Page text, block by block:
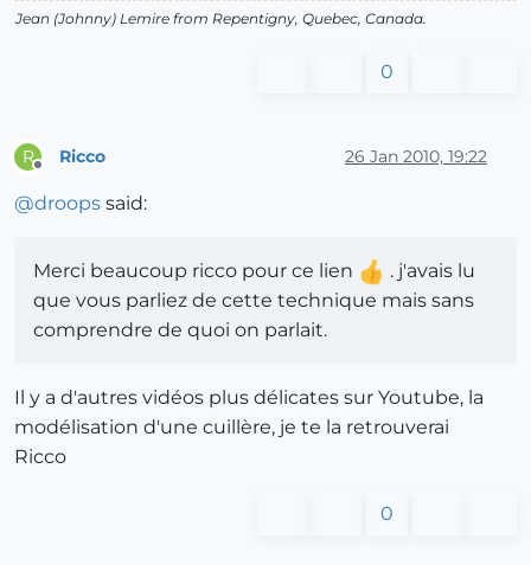
Jean (Johnny) Lemire from Repentigny, Quebec, Canada.
0
R Ricco 26 Jan 2010, 19:22
@droops said:
Merci beaucoup ricco pour ce lien
. j'avais lu
que vous parliez de cette technique mais sans
comprendre de quoi on parlait.
Il y a d'autres vidéos plus délicates sur Youtube, la
modélisation d'une cuillère, je te la retrouverai
Ricco
0